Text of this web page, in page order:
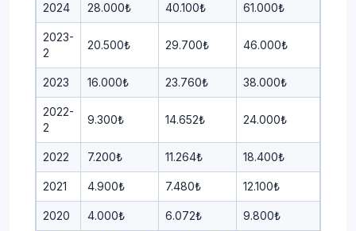
2024 28.000₺ 40.100₺ 61.000₺
2023-
2
20.500₺ 29.700₺ 46.000₺
2023 16.000₺ 23.760₺ 38.000₺
2022-
2
9.300₺ 14.652₺ 24.000₺
2022 7.200₺ 11.264₺ 18.400₺
2021 4.900₺ 7.480₺ 12.100₺
2020 4.000₺ 6.072₺ 9.800₺